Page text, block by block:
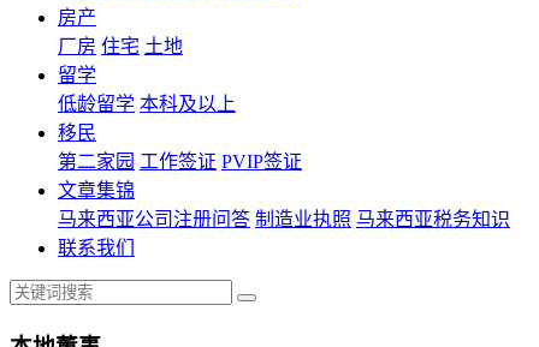
房产
厂房 住宅 土地
留学
低龄留学 本科及以上
移民
第二家园 工作签证 PVIP签证
文章集锦
马来西亚公司注册问答 制造业执照 马来西亚税务知识
联系我们